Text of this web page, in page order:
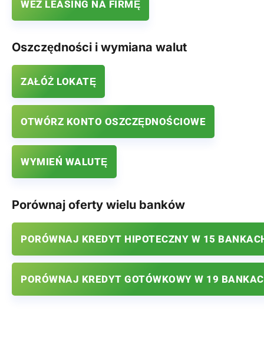
WEŹ LEASING NA FIRMĘ
Oszczędności i wymiana walut
ZAŁÓŻ LOKATĘ
OTWÓRZ KONTO OSZCZĘDNOŚCIOWE
WYMIEŃ WALUTĘ
Porównaj oferty wielu banków
PORÓWNAJ KREDYT HIPOTECZNY W 15
PORÓWNAJ KREDYT GOTÓWKOWY W 19